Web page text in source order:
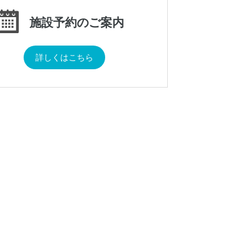
施設予約のご案内
詳しくはこちら